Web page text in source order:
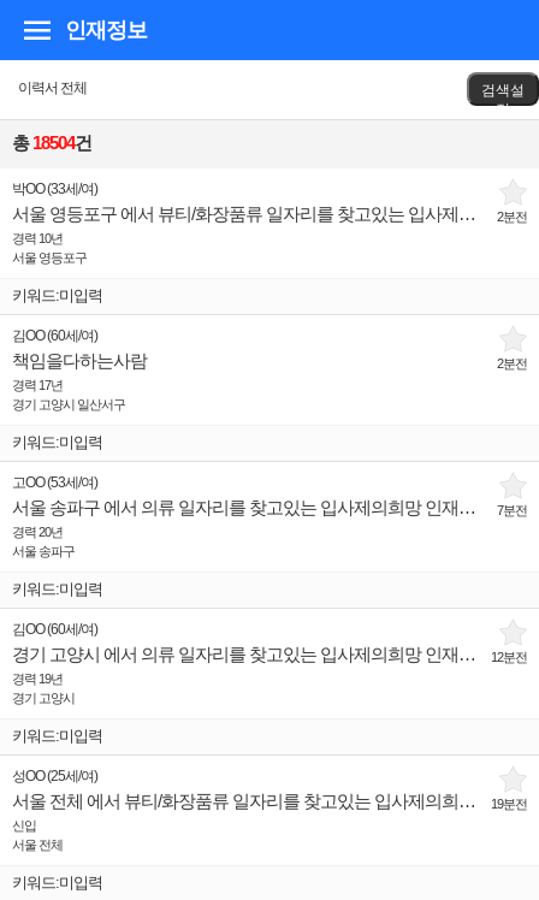
인재정보
이력서 전체
검색설
정
총18504건
2분전
박OO(33세 /여)
서울 영등포구 에서 뷰티/화장품류 일자리를 찾고있는 입사제의희망 인재입니다.
경력 10년
서울 영등포구
키워드:미입력
2분전
김OO(60세 /여)
책임을다하는사람
경력 17년
경기 고양시 일산서구
키워드:미입력
7분전
고OO(53세 /여)
서울 송파구 에서 의류 일자리를 찾고있는 입사제의희망 인재입니다.
경력 20년
서울 송파구
키워드:미입력
12분전
김OO(60세 /여)
경기 고양시 에서 의류 일자리를 찾고있는 입사제의희망 인재입니다.
경력 19년
경기 고양시
키워드:미입력
19분전
성OO(25세 /여)
서울 전체 에서 뷰티/화장품류 일자리를 찾고있는 입사제의희망 인재입니다.
신입
서울 전체
키워드:미입력